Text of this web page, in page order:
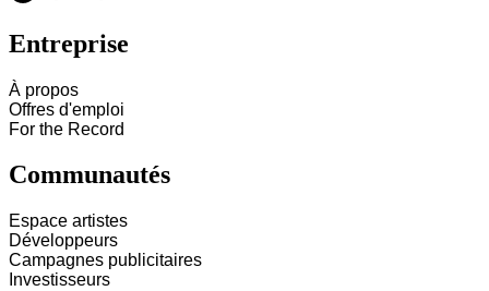
Entreprise
À propos
Offres d'emploi
For the Record
Communautés
Espace artistes
Développeurs
Campagnes publicitaires
Investisseurs